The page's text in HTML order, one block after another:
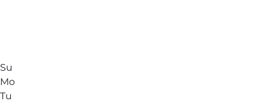
Su
Mo
Tu